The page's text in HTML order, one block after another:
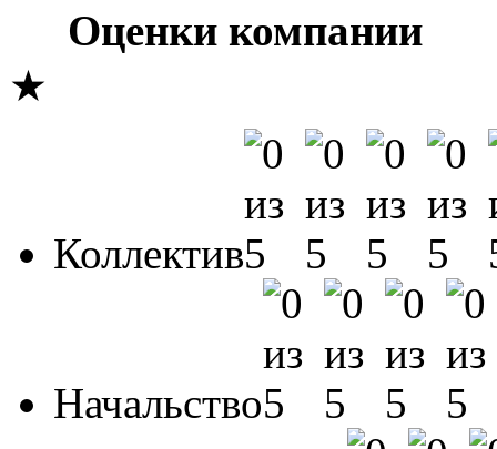
Оценки компании
★
Коллектив
Начальство